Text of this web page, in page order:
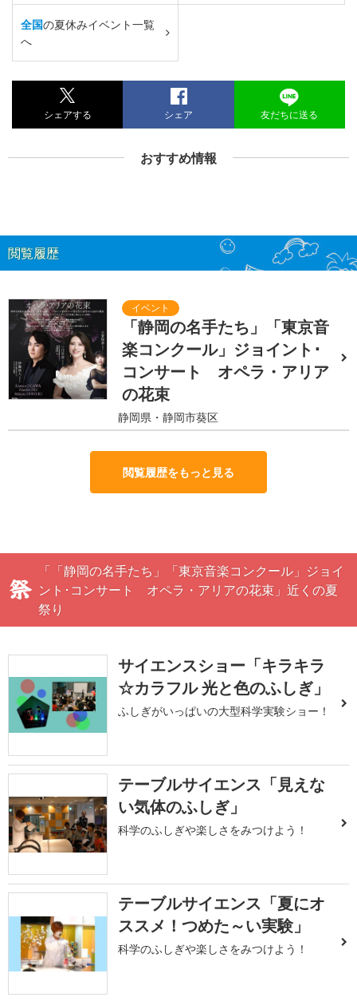
全国の夏休みイベント一覧
へ
シェアする シェア 友だちに送る
おすすめ情報
閲覧履歴
「静岡の名手たち」「東京音
楽コンクール」ジョイント･
コンサート オペラ・アリア
の花束
静岡県・静岡市葵区
閲覧履歴をもっと見る
「「静岡の名手たち」「東京音楽コンクール」ジョイ
ント･コンサート オペラ・アリアの花束」近くの夏
祭り
サイエンスショー「キラキラ
☆カラフル 光と色のふしぎ」
ふしぎがいっぱいの大型科学実験ショー！
テーブルサイエンス「見えな
い気体のふしぎ」
科学のふしぎや楽しさをみつけよう！
テーブルサイエンス「夏にオ
ススメ！つめた～い実験」
科学のふしぎや楽しさをみつけよう！